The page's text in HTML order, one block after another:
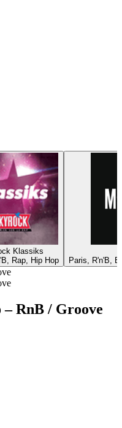
Klassiks
Rap, Hip Hop
Paris, R'n'B,
RnB / Groove